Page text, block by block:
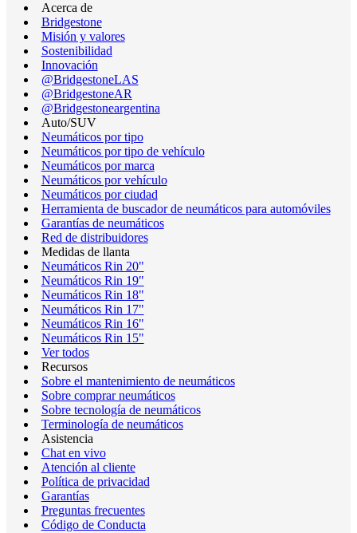
Acerca de
Bridgestone
Misión y valores
Sostenibilidad
Innovación
@BridgestoneLAS
@BridgestoneAR
@Bridgestoneargentina
Auto/SUV
Neumáticos por tipo
Neumáticos por tipo de vehículo
Neumáticos por marca
Neumáticos por vehículo
Neumáticos por ciudad
Herramienta de buscador de neumáticos para automóviles
Garantías de neumáticos
Red de distribuidores
Medidas de llanta
Neumáticos Rin 20"
Neumáticos Rin 19"
Neumáticos Rin 18"
Neumáticos Rin 17"
Neumáticos Rin 16"
Neumáticos Rin 15"
Ver todos
Recursos
Sobre el mantenimiento de neumáticos
Sobre comprar neumáticos
Sobre tecnología de neumáticos
Terminología de neumáticos
Asistencia
Chat en vivo
Atención al cliente
Política de privacidad
Garantías
Preguntas frecuentes
Código de Conducta